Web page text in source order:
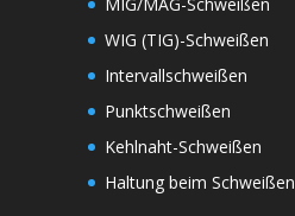
WIG (TIG)-Schweißen
Intervallschweißen
Punktschweißen
Kehlnaht-Schweißen
Haltung beim Schweißen